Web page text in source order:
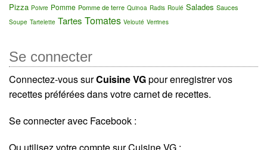
Pizza Poivre Pomme Pomme de terre Quinoa Radis Roulé Salades Sauces
Soupe Tartelette Tartes Tomates Velouté Verrines
Se connecter
Connectez-vous surCuisine VGpour enregistrer vos
recettes préférées dans votre carnet de recettes.
Se connecter avec Facebook :
Ou utilisez votre compte sur Cuisine VG :